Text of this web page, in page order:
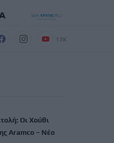
13K
Οι Χούθι
Aramco – Νέο